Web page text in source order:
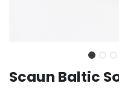
Scaun Baltic